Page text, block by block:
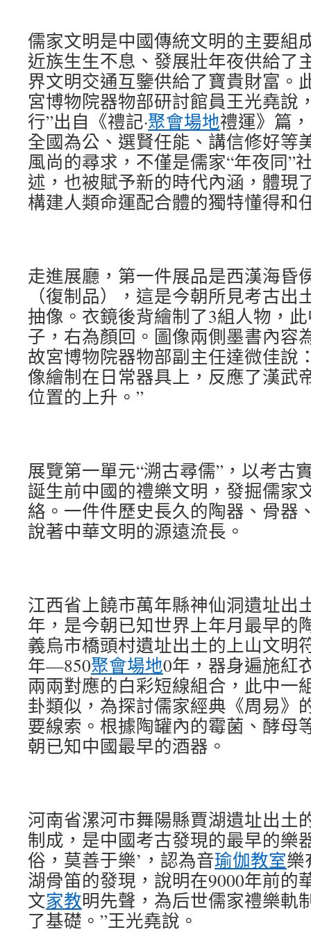
儒家文明是中國傳統文明的主要組
近族生生不息、發展壯年夜供給了
界文明交通互鑒供給了寶貴財富。
宮博物院器物部研討館員王光堯說
行”出自《禮記·聚會場地禮運》篇
全國為公、選賢任能、講信修好等
風尚的尋求，不僅是儒家“年夜同”
述，也被賦予新的時代內涵，體現
構建人類命運配合體的獨特懂得和
走進展廳，第一件展品是西漢海昏
（復制品），這是今朝所見考古出
抽像。衣鏡後背繪制了3組人物，
子，右為顏回。圖像兩側墨書內容
故宮博物院器物部副主任達微佳說
像繪制在日常器具上，反應了漢武
位置的上升。”
展覽第一單元“溯古尋儒”，以考古
誕生前中國的禮樂文明，發掘儒家
絡。一件件歷史長久的陶器、骨器
說著中華文明的源遠流長。
江西省上饒市萬年縣神仙洞遺址出
年，是今朝已知世界上年月最早的
義烏市橋頭村遺址出土的上山文明
年—850聚會場地0年，器身遍施紅
兩兩對應的白彩短線組合，此中一
卦類似，為探討儒家經典《周易》
要線索。根據陶罐內的霉菌、酵母
朝已知中國最早的酒器。
河南省漯河市舞陽縣賈湖遺址出土
制成，是中國考古發現的最早的樂
俗，莫善于樂’，認為音瑜伽教室樂
湖骨笛的發現，說明在9000年前的
文家教明先聲，為后世儒家禮樂軌
了基礎。”王光堯說。